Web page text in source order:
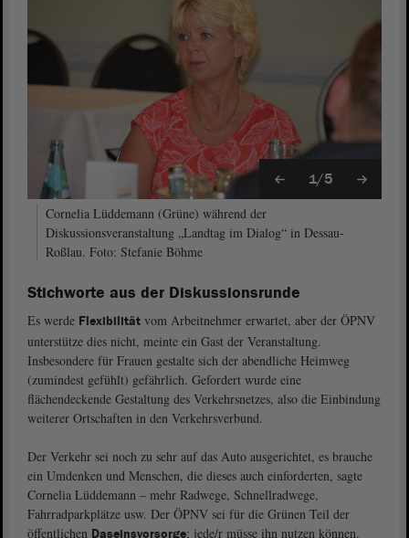
1/5
Cornelia Lüddemann (Grüne) während der
Diskussionsveranstaltung „Landtag im Dialog“ in Dessau-
Roßlau. Foto: Stefanie Böhme
Stichworte aus der Diskussionsrunde
Es werde Flexibilität vom Arbeitnehmer erwartet, aber der ÖPNV
unterstütze dies nicht, meinte ein Gast der Veranstaltung.
Insbesondere für Frauen gestalte sich der abendliche Heimweg
(zumindest gefühlt) gefährlich. Gefordert wurde eine
flächendeckende Gestaltung des Verkehrsnetzes, also die Einbindung
weiterer Ortschaften in den Verkehrsverbund.
Der Verkehr sei noch zu sehr auf das Auto ausgerichtet, es brauche
ein Umdenken und Menschen, die dieses auch einforderten, sagte
Cornelia Lüddemann – mehr Radwege, Schnellradwege,
Fahrradparkplätze usw. Der ÖPNV sei für die Grünen Teil der
öffentlichen Daseinsvorsorge; jede/r müsse ihn nutzen können.